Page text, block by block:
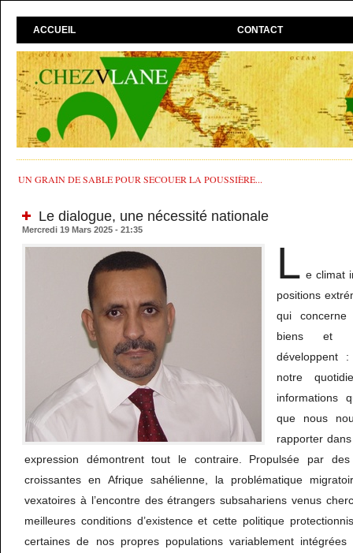
ACCUEIL CONTACT
UN GRAIN DE SABLE POUR SECOUER LA POUSSIÈRE...
Le dialogue, une nécessité nationale
Mercredi 19 Mars 2025 - 21:35
L e climat
positions
qui
biens et
développent
notre
informations
que nous
rapporter
expression démontrent tout le contraire. Propulsée par des
croissantes en Afrique sahélienne, la problématique
vexatoires à l’encontre des étrangers subsahariens venus
meilleures conditions d’existence et cette politique
certaines de nos propres populations variablement